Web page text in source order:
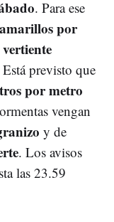
. Para ese
por
Está previsto que
por metro
vengan
y de
. Los avisos
las 23.59